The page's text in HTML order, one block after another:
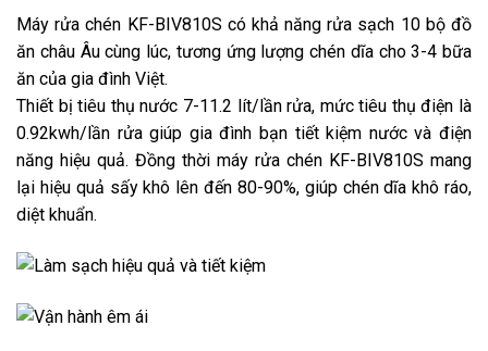
Máy rửa chén KF-BIV810S có khả năng rửa sạch 10 bộ đồ
ăn châu Âu cùng lúc, tương ứng lượng chén dĩa cho 3-4 bữa
ăn của gia đình Việt.
Thiết bị tiêu thụ nước 7-11.2 lít/lần rửa, mức tiêu thụ điện là
0.92kwh/lần rửa giúp gia đình bạn tiết kiệm nước và điện
năng hiệu quả. Đồng thời máy rửa chén KF-BIV810S mang
lại hiệu quả sấy khô lên đến 80-90%, giúp chén dĩa khô ráo,
diệt khuẩn.